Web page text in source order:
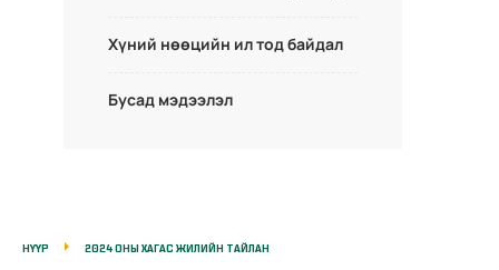
Хүний нөөцийн ил тод байдал
Бусад мэдээлэл
НҮҮР 2024 ОНЫ ХАГАС ЖИЛИЙН ТАЙЛАН